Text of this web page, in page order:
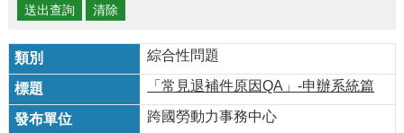
政
網
站
資
料
開
綜合性問題
「常見退補件原因QA」-申辦系統篇
跨國勞動力事務中心